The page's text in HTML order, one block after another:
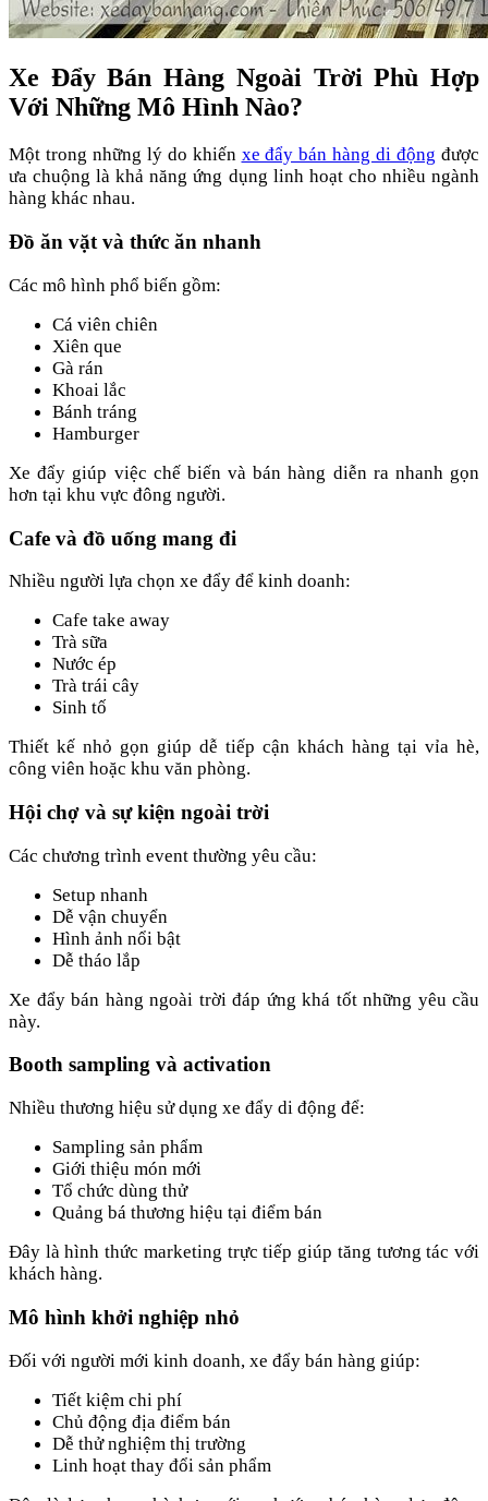
Xe Đẩy Bán Hàng Ngoài Trời Phù Hợp
Với Những Mô Hình Nào?
Một trong những lý do khiến xe đẩy bán hàng di động được
ưa chuộng là khả năng ứng dụng linh hoạt cho nhiều ngành
hàng khác nhau.
Đồ ăn vặt và thức ăn nhanh
Các mô hình phổ biến gồm:
Cá viên chiên
Xiên que
Gà rán
Khoai lắc
Bánh tráng
Hamburger
Xe đẩy giúp việc chế biến và bán hàng diễn ra nhanh gọn
hơn tại khu vực đông người.
Cafe và đồ uống mang đi
Nhiều người lựa chọn xe đẩy để kinh doanh:
Cafe take away
Trà sữa
Nước ép
Trà trái cây
Sinh tố
Thiết kế nhỏ gọn giúp dễ tiếp cận khách hàng tại vỉa hè,
công viên hoặc khu văn phòng.
Hội chợ và sự kiện ngoài trời
Các chương trình event thường yêu cầu:
Setup nhanh
Dễ vận chuyển
Hình ảnh nổi bật
Dễ tháo lắp
Xe đẩy bán hàng ngoài trời đáp ứng khá tốt những yêu cầu
này.
Booth sampling và activation
Nhiều thương hiệu sử dụng xe đẩy di động để:
Sampling sản phẩm
Giới thiệu món mới
Tổ chức dùng thử
Quảng bá thương hiệu tại điểm bán
Đây là hình thức marketing trực tiếp giúp tăng tương tác với
khách hàng.
Mô hình khởi nghiệp nhỏ
Đối với người mới kinh doanh, xe đẩy bán hàng giúp:
Tiết kiệm chi phí
Chủ động địa điểm bán
Dễ thử nghiệm thị trường
Linh hoạt thay đổi sản phẩm